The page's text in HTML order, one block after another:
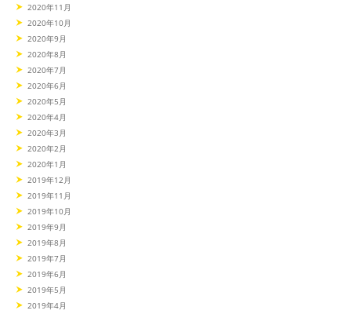
2020年11月
2020年10月
2020年9月
2020年8月
2020年7月
2020年6月
2020年5月
2020年4月
2020年3月
2020年2月
2020年1月
2019年12月
2019年11月
2019年10月
2019年9月
2019年8月
2019年7月
2019年6月
2019年5月
2019年4月